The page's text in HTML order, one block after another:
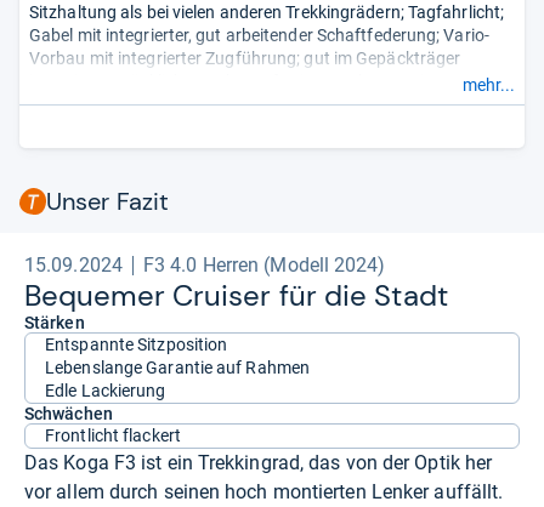
Sitzhaltung als bei vielen anderen Trekkingrädern; Tagfahrlicht;
Gabel mit integrierter, gut arbeitender Schaftfederung; Vario-
Vorbau mit integrierter Zugführung; gut im Gepäckträger
geschliffenen Schweißnähten und Steinschlag-Platte unterhalb
und wartungsarmer Riemenantrieb; zackiges Fahrhandling;
Contra: Federgabel weniger für ruppiges Gelände geeignet, eher
für kleine Schwellen und Kanten; Scheinwerfer
mehr...
Unser Fazit
15.09.2024 F3 4.0 Herren (Modell 2024)
Beque­mer Crui­ser für die Stadt
Stärken
Entspannte Sitzposition
Lebenslange Garantie auf Rahmen
Edle Lackierung
Schwächen
Frontlicht flackert
Das Koga F3 ist ein Trekkingrad, das von der Optik her
vor allem durch seinen hoch montierten Lenker auffällt.